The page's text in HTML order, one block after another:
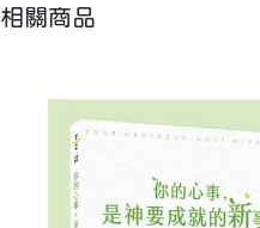
相關商品